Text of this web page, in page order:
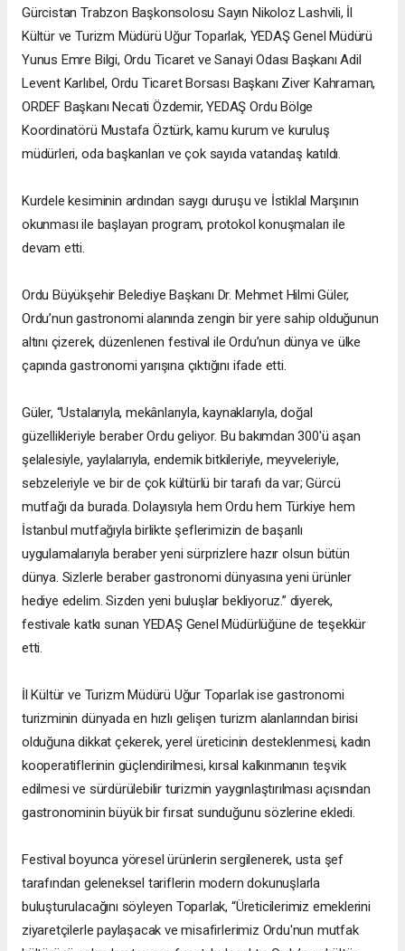
Gürcistan Trabzon Başkonsolosu Sayın Nikoloz Lashvili, İl
Kültür ve Turizm Müdürü Uğur Toparlak, YEDAŞ Genel Müdürü
Yunus Emre Bilgi, Ordu Ticaret ve Sanayi Odası Başkanı Adil
Levent Karlıbel, Ordu Ticaret Borsası Başkanı Ziver Kahraman,
ORDEF Başkanı Necati Özdemir, YEDAŞ Ordu Bölge
Koordinatörü Mustafa Öztürk, kamu kurum ve kuruluş
müdürleri, oda başkanları ve çok sayıda vatandaş katıldı.
Kurdele kesiminin ardından saygı duruşu ve İstiklal Marşının
okunması ile başlayan program, protokol konuşmaları ile
devam etti.
Ordu Büyükşehir Belediye Başkanı Dr. Mehmet Hilmi Güler,
Ordu’nun gastronomi alanında zengin bir yere sahip olduğunun
altını çizerek, düzenlenen festival ile Ordu’nun dünya ve ülke
çapında gastronomi yarışına çıktığını ifade etti.
Güler, “Ustalarıyla, mekânlarıyla, kaynaklarıyla, doğal
güzellikleriyle beraber Ordu geliyor. Bu bakımdan 300'ü aşan
şelalesiyle, yaylalarıyla, endemik bitkileriyle, meyveleriyle,
sebzeleriyle ve bir de çok kültürlü bir tarafı da var; Gürcü
mutfağı da burada. Dolayısıyla hem Ordu hem Türkiye hem
İstanbul mutfağıyla birlikte şeflerimizin de başarılı
uygulamalarıyla beraber yeni sürprizlere hazır olsun bütün
dünya. Sizlerle beraber gastronomi dünyasına yeni ürünler
hediye edelim. Sizden yeni buluşlar bekliyoruz.” diyerek,
festivale katkı sunan YEDAŞ Genel Müdürlüğüne de teşekkür
etti.
İl Kültür ve Turizm Müdürü Uğur Toparlak ise gastronomi
turizminin dünyada en hızlı gelişen turizm alanlarından birisi
olduğuna dikkat çekerek, yerel üreticinin desteklenmesi, kadın
kooperatiflerinin güçlendirilmesi, kırsal kalkınmanın teşvik
edilmesi ve sürdürülebilir turizmin yaygınlaştırılması açısından
gastronominin büyük bir fırsat sunduğunu sözlerine ekledi.
Festival boyunca yöresel ürünlerin sergilenerek, usta şef
tarafından geleneksel tariflerin modern dokunuşlarla
buluşturulacağını söyleyen Toparlak, “Üreticilerimiz emeklerini
ziyaretçilerle paylaşacak ve misafirlerimiz Ordu'nun mutfak